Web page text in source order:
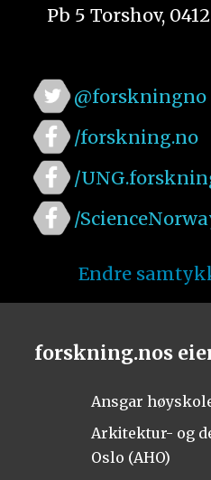
Pb 5 Torshov,
@forskningno
/forskning.no
/
/
Endre
forskning.nos
Ansgar
Arkitektur- og
Oslo (AHO)